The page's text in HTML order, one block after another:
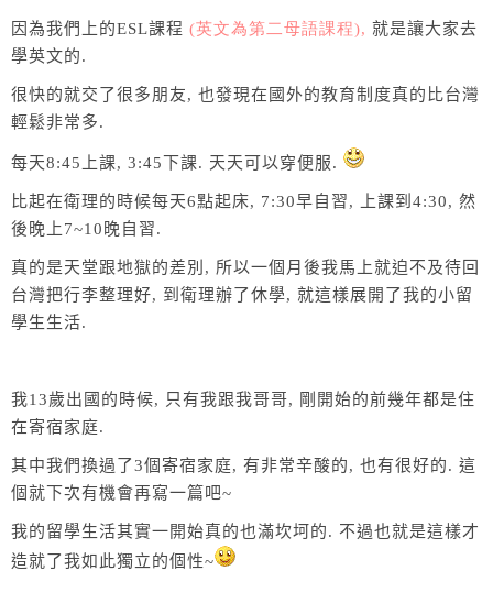
因為我們上的ESL課程 (英文為第二母語課程), 就是讓大家去
學英文的.
很快的就交了很多朋友, 也發現在國外的教育制度真的比台灣
輕鬆非常多.
每天8:45 上課, 3:45 下課. 天天可以穿便服.
比起在衛理的時候每天6點起床, 7:30早自習, 上課到 4:30, 然
後晚上7~10 晚自習.
真的是天堂跟地獄的差別 , 所以一個月後我馬上就迫不及待回
台灣把行李整理好, 到衛理辦了休學, 就這樣展開了我的小留
學生生活.
我13歲出國的時候, 只有我跟我哥哥,
剛開始的前幾年都是住
在寄宿家庭.
其中我們換過了3個寄宿家庭, 有非常辛酸的, 也有很好的. 這
個就下次有機會再寫一篇吧~
我的留學生活其實一開始真的也滿坎坷的. 不過也就是這樣才
造就了我如此獨立的個性~